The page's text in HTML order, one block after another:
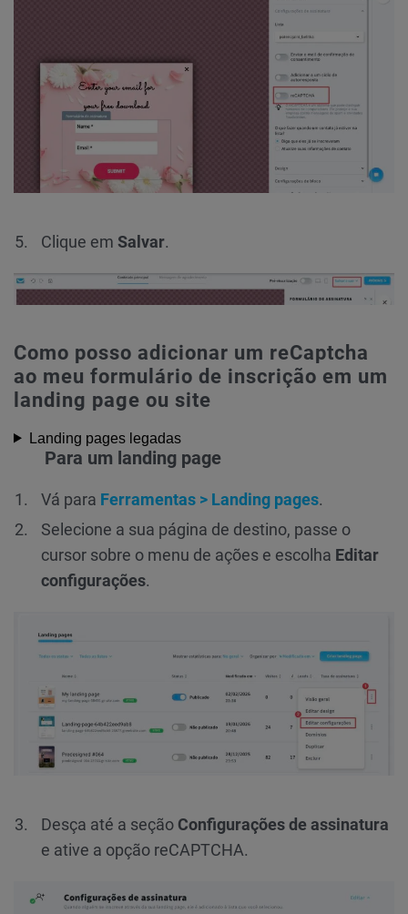
Clique em Salvar.
Como posso adicionar um reCaptcha
ao meu formulário de inscrição em um
landing page ou site
Landing pages legadas
Para um landing page
Vá para Ferramentas > Landing pages.
Selecione a sua página de destino, passe o
cursor sobre o menu de ações e escolha Editar
configurações.
Desça até a seção Configurações de assinatura
e ative a opção reCAPTCHA.